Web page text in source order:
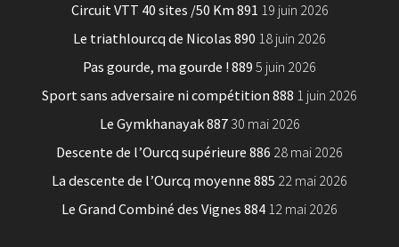
Circuit VTT 40 sites /50 Km 891 19 juin 2026
Le triathlourcq de Nicolas 890 18 juin 2026
Pas gourde, ma gourde ! 889 5 juin 2026
Sport sans adversaire ni compétition 888 1 juin 2026
Le Gymkhanayak 887 30 mai 2026
Descente de l’Ourcq supérieure 886 28 mai 2026
La descente de l’Ourcq moyenne 885 22 mai 2026
Le Grand Combiné des Vignes 884 12 mai 2026